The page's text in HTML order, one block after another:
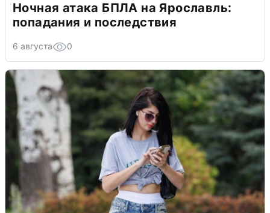
Ночная атака БПЛА на Ярославль:
попадания и последствия
6 августа 0